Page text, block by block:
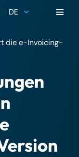
DE
die e-Invoicing-